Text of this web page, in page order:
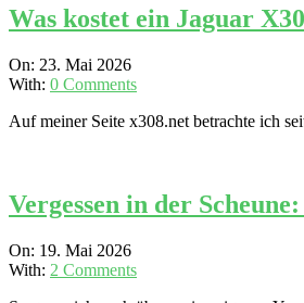
Was kostet ein Jaguar
2026-
05-
On: 23. Mai 2026
With: 0 Comments
Auf meiner Seite x308.net betrachte ich
Vergessen in der
2026-
05-
On: 19. Mai 2026
With: 2 Comments